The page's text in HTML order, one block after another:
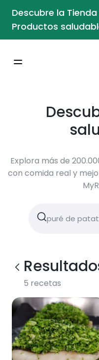
Descubre la
Productos
Explora más de
con comida real y
5 recetas